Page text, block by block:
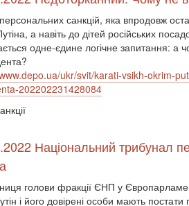
санкцій, яка впродовж
а навіть до дітей російських
одне-єдине логічне запитання: а
ukr/svit/karati-vsikh-okrim-
202202231428084
Національний трибунал
голови фракції ЄНП у
і його довірені особи мають